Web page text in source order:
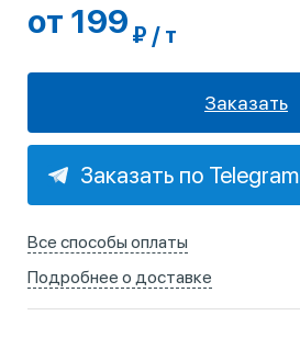
от 199 ₽ / т
Заказать
Заказать по Telegram
Все способы оплаты
Подробнее о доставке